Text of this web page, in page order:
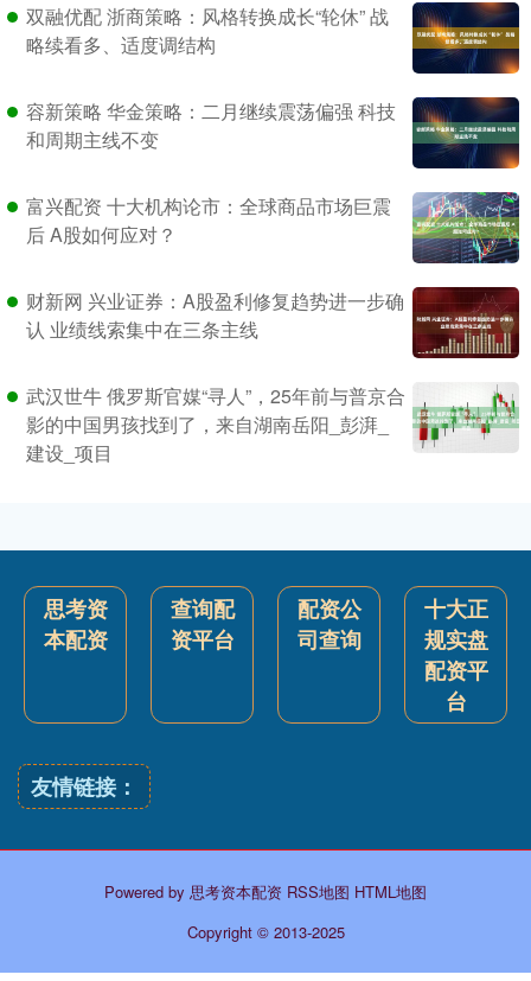
双融优配 浙商策略：风格转换成长“轮休” 战
略续看多、适度调结构
容新策略 华金策略：二月继续震荡偏强 科技
和周期主线不变
富兴配资 十大机构论市：全球商品市场巨震
后 A股如何应对？
财新网 兴业证券：A股盈利修复趋势进一步确
认 业绩线索集中在三条主线
武汉世牛 俄罗斯官媒“寻人”，25年前与普京合
影的中国男孩找到了，来自湖南岳阳_彭湃_
建设_项目
思考资
本配资
查询配
资平台
配资公
司查询
十大正
规实盘
配资平
台
友情链接：
Powered by 思考资本配资 RSS地图 HTML地图
Copyright © 2013-2025